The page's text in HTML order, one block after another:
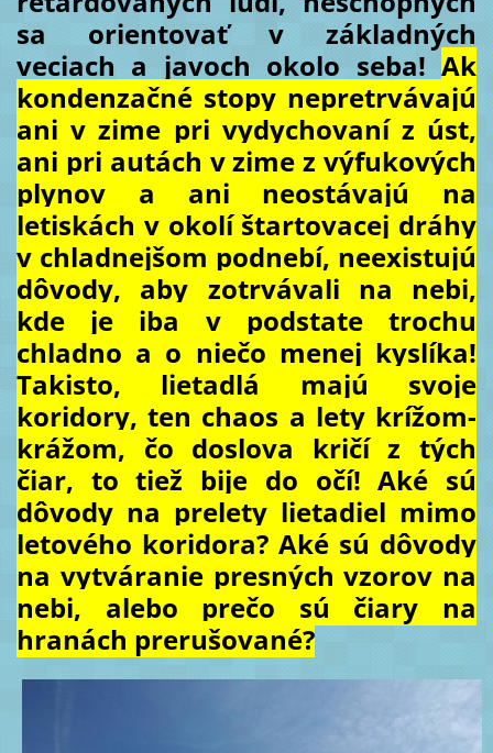
sa orientovať v základných
veciach a javoch okolo seba!Ak
kondenzačné stopy nepretrvávajú
ani v zime pri vydychovaní z úst,
ani pri autách v zime z výfukových
plynov a ani neostávajú na
letiskách v okolí štartovacej dráhy
v chladnejšom podnebí, neexistujú
dôvody, aby zotrvávali na nebi,
kde je iba v podstate trochu
chladno a o niečo menej kyslíka!
Takisto, lietadlá majú svoje
koridory, ten chaos a lety krížom-
krážom, čo doslova kričí z tých
čiar, to tiež bije do očí! Aké sú
dôvody na prelety lietadiel mimo
letového koridora? Aké sú dôvody
na vytváranie presných vzorov na
nebi, alebo prečo sú čiary na
hranách prerušované?